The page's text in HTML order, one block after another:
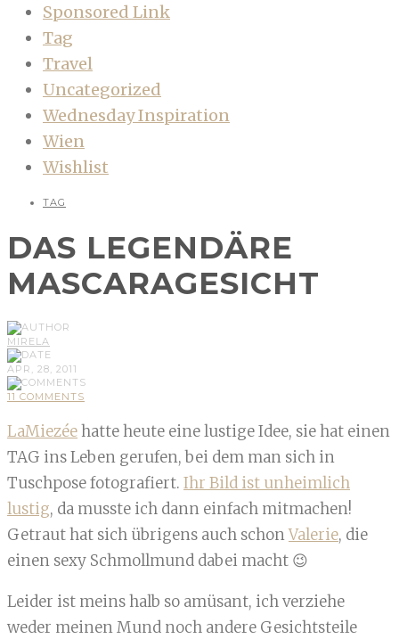
Sponsored Link
Tag
Travel
Uncategorized
Wednesday Inspiration
Wien
Wishlist
TAG
DAS LEGENDÄRE
MASCARAGESICHT
MIRELA
APR, 28, 2011
11 COMMENTS
LaMiezéehatte heute eine lustige Idee, sie hat einen
TAG ins Leben gerufen, bei dem man sich in
Tuschpose fotografiert. Ihr Bild ist unheimlich
lustig, da musste ich dann einfach mitmachen!
Getraut hat sich übrigens auch schonValerie, die
einen sexy Schmollmund dabei macht 😉
Leider ist meins halb so amüsant, ich verziehe
weder meinen Mund noch andere Gesichtsteile